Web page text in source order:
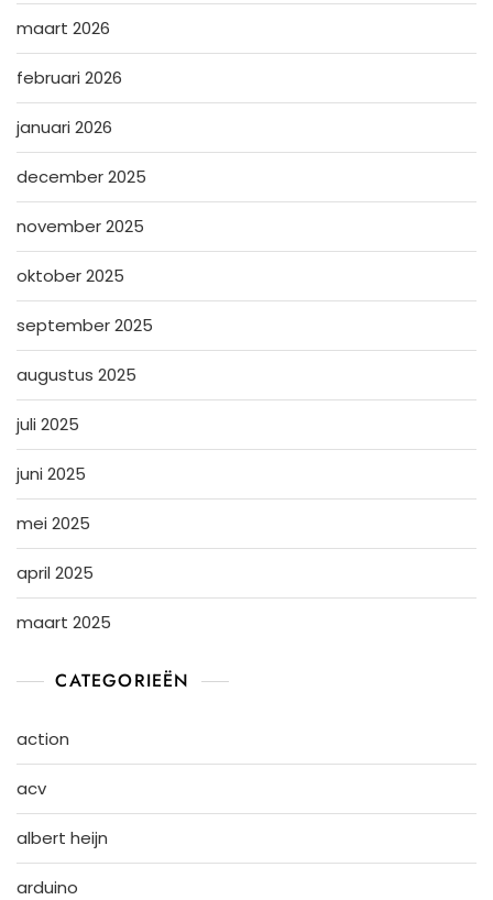
maart 2026
februari 2026
januari 2026
december 2025
november 2025
oktober 2025
september 2025
augustus 2025
juli 2025
juni 2025
mei 2025
april 2025
maart 2025
CATEGORIEËN
action
acv
albert heijn
arduino